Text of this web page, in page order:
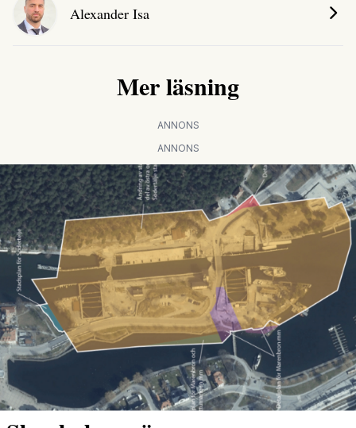
Alexander Isa
Mer läsning
ANNONS
ANNONS